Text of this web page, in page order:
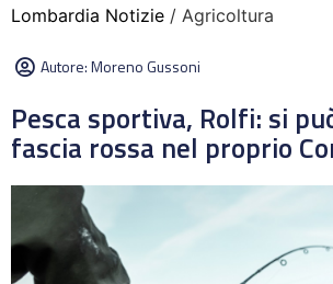
Lombardia Notizie / Agricoltura
Autore:Moreno Gussoni
Pesca sportiva, Rolfi: si
fascia rossa nel proprio